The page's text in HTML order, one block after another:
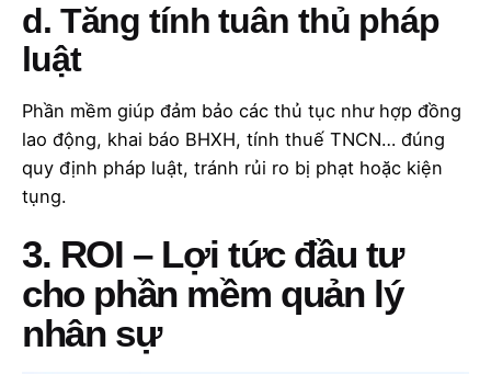
d. Tăng tính tuân thủ pháp
luật
Phần mềm giúp đảm bảo các thủ tục như hợp đồng
lao động, khai báo BHXH, tính thuế TNCN… đúng
quy định pháp luật, tránh rủi ro bị phạt hoặc kiện
tụng.
3. ROI – Lợi tức đầu tư
cho phần mềm quản lý
nhân sự